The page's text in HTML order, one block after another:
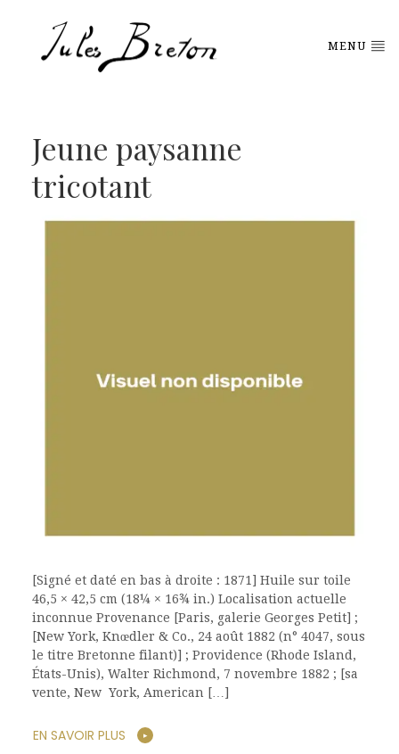
MENU
Jeune paysanne
tricotant
[Signé et daté en bas à droite : 1871] Huile sur toile
46,5 × 42,5 cm (18¼ × 16¾ in.) Localisation actuelle
inconnue Provenance [Paris, galerie Georges Petit] ;
[New York, Knœdler & Co., 24 août 1882 (n° 4047, sous
le titre Bretonne filant)] ; Providence (Rhode Island,
États-Unis), Walter Richmond, 7 novembre 1882 ; [sa
vente, New York, American […]
EN SAVOIR PLUS